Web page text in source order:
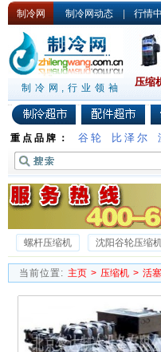
制冷网 制冷网动态 | 行情
制冷网,行业领袖 压缩
重点品牌： 谷轮 比泽尔
螺杆压缩机 沈阳谷轮压缩
沈一冷半封闭压缩机
德国
当前位置: 主页 > 压缩机 > 活